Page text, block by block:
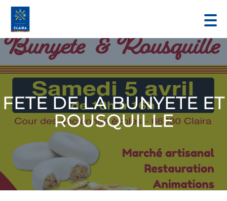
FETE DE LA BUNYETE ET
ROUSQUILLE